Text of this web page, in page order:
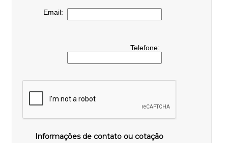
Email:
Telefone:
Informações de contato ou cotação